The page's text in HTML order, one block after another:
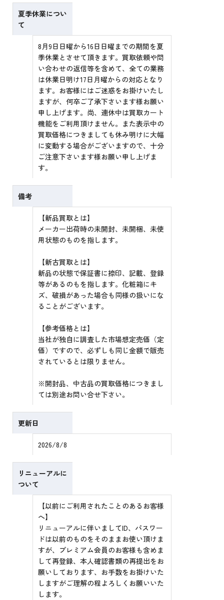
夏季休業につい
て
8月9日日曜から16日日曜までの期間を夏
季休業とさせて頂きます。買取依頼や問
い合わせの返信等を含めて、全ての業務
は休業日明け17日月曜からの対応となり
ます。お客様にはご迷惑をお掛けいたし
ますが、何卒ご了承下さいます様お願い
申し上げます。尚、連休中は買取カート
機能をご利用頂けません。また表示中の
買取価格につきましても休み明けに大幅
に変動する場合がございますので、十分
ご注意下さいます様お願い申し上げま
す。
備考
【新品買取とは】
メーカー出荷時の未開封、未開梱、未使
用状態のものを指します。
【新古買取とは】
新品の状態で保証書に捺印、記載、登録
等があるのもを指します。化粧箱にキ
ズ、破損があった場合も同様の扱いにな
ることがございます。
【参考価格とは】
当社が独自に調査した市場想定売価（定
価）ですので、必ずしも同じ金額で販売
されているとは限りません。
※開封品、中古品の買取価格につきまし
ては別途お問い合せ下さい。
更新日
2026/8/8
リニューアルに
ついて
【以前にご利用されたことのあるお客様
へ】
リニューアルに伴いましてID、パスワー
ドは以前のものをそのままお使い頂けま
すが、プレミアム会員のお客様も含めま
して再登録、本人確認書類の再提出をお
願いしております、お手数をお掛けいた
しますがご理解の程よろしくお願いいた
します。